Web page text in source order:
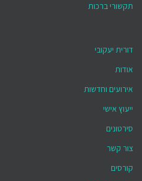
תקשורי ברכות
דורית יעקובי
אודות
אירועים וחדשות
ייעוץ אישי
סירטונים
צור קשר
קורסים